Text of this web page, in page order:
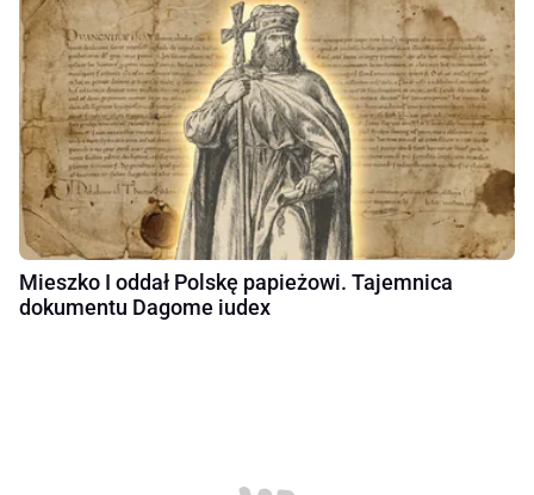
Mieszko I oddał Polskę papieżowi. Tajemnica
dokumentu Dagome iudex